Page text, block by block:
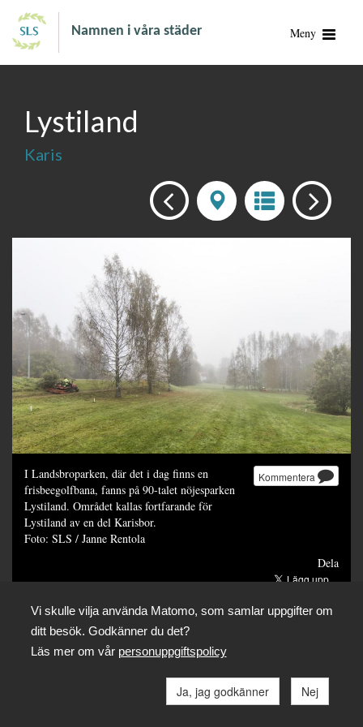
Namnen i våra städer Meny
Lystiland
Karis
Kommentera
I Landsbroparken, där det i dag finns en
frisbeegolfbana, fanns på 90-talet nöjesparken
Lystiland. Området kallas fortfarande för
Lystiland av en del Karisbor.
Foto: SLS / Janne Rentola
Dela
Vi skulle vilja använda Matomo, som samlar uppgifter om
ditt besök. Godkänner du det?
Läs mer om vår personuppgiftspolicy
Ja, jag godkänner Nej